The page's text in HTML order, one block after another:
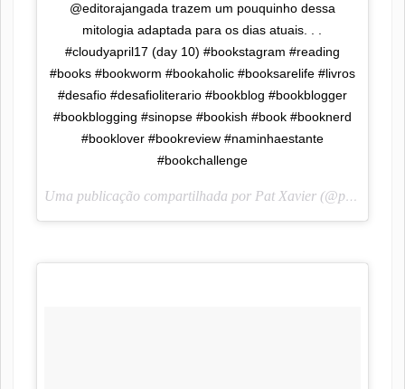
@editorajangada trazem um pouquinho dessa
mitologia adaptada para os dias atuais. . .
#cloudyapril17 (day 10) #bookstagram #reading
#books #bookworm #bookaholic #booksarelife #livros
#desafio #desafioliterario #bookblog #bookblogger
#bookblogging #sinopse #bookish #book #booknerd
#booklover #bookreview #naminhaestante
#bookchallenge
Uma publicação compartilhada por Pat Xavier (@pah_lendoescrevendo) em